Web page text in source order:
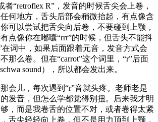
者“retroflex R”，发音的时候舌尖会上卷，
何地方，舌头后部会稍微抬起，有点像含
可以尝试把舌尖向后卷，不要碰到上颚，
点像你在嘟囔“rrr”的时候，但舌头不能抖
在词中，如果后面跟着元音，发音方式会
那么卷。但在“carrot”这个词里，“r”后面
sound），所以都会发出来。
会儿，每次遇到“r”音就头疼。老师老是
发音，但怎么学都觉得别扭。后来我才明
，而是我卷舌的位置不对，或者卷得太紧
舌尖轻轻向上卷，但不是用力顶到上颚，